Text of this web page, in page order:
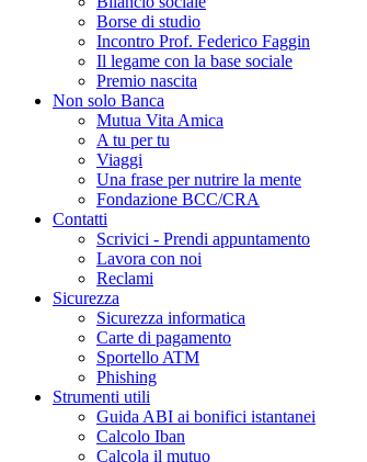
Borse di studio
Incontro Prof. Federico Faggin
Il legame con la base sociale
Premio nascita
Non solo Banca
Mutua Vita Amica
A tu per tu
Viaggi
Una frase per nutrire la mente
Fondazione BCC/CRA
Contatti
Scrivici - Prendi appuntamento
Lavora con noi
Reclami
Sicurezza
Sicurezza informatica
Carte di pagamento
Sportello ATM
Phishing
Strumenti utili
Guida ABI ai bonifici istantanei
Calcolo Iban
Calcola il mutuo